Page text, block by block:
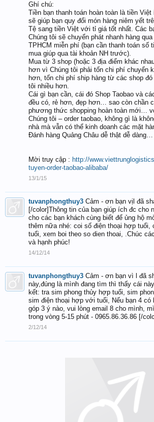
Ghí chú:
Tiền bạn thanh toán hoàn toàn là tiền
sẽ giúp bạn quy đổi món hàng niêm yết
Tệ sang tiền Việt với tỉ giá tốt nhất. Các
Chúng tôi sẽ chuyển phát nhanh hàng
TPHCM miễn phí (bạn cần thanh toán số
mua giúp qua tài khoản NH trước).
Mua từ 3 shop (hoặc 3 địa điểm khác
hơn vì Chúng tôi phải tốn chi phí chuyển
hơn, tốn chi phí ship hàng từ các shop
tôi nhiều hơn.
Cái gì bạn cần, cái đó Shop Taobao và
đều có, rẻ hơn, đẹp hơn… sao còn chần
phương thức shopping hoàn toàn mới…
Chúng tôi – order taobao, không gì là
nhà mà vẫn có thể kinh doanh các mặt
Đánh hàng Quảng Châu dễ thật dễ dàng…
Mời truy cập : http://
tuyen-order-taobao-alibaba/
13/1/15
tuvanphongthuy3 Cảm - ơn bạn vịl đã
[/color]Thông tin của bạn giúp ích đc cho
cho các bạn khách cùng biết để ủng hộ
thêm nữa nhé: coi số điện thoại hợp tuổi,
tuổi, xem boi theo so dien thoai, .Chúc
và hạnh phúc!
14/12/14
tuvanphongthuy3 Cảm - ơn bạn vì l đã
này,đúng là mình đang tìm thì thấy cái
kết: tra sim phong thủy hợp tuổi, sim
sim điện thoại hợp với tuổi, Nếu bạn 4 có
góp 3 ý nào, vui lòng email 8 cho mình,
trong vòng 5-15 phút - 0965.86.36.86 [/
2/12/14